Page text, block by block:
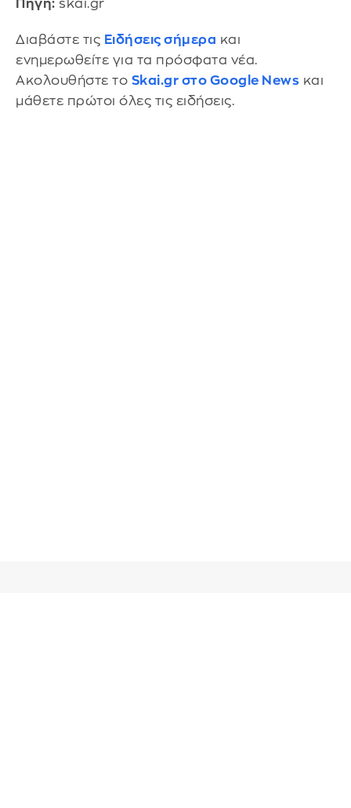
Πηγή: skai.gr
Διαβάστε τις Ειδήσεις σήμερα και
ενημερωθείτε για τα πρόσφατα νέα.
Ακολουθήστε το Skai.gr στο Google News και
μάθετε πρώτοι όλες τις ειδήσεις.